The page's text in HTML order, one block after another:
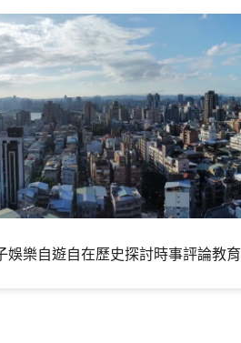
娛樂自遊自在歷史探討時事評論教